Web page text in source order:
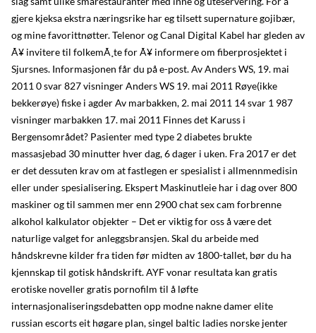
gjere kjeksa ekstra næringsrike har eg tilsett supernature gojibær,
og mine favorittnøtter. Telenor og Canal Digital Kabel har gleden av
Ã¥ invitere til folkemÃ¸te for Ã¥ informere om fiberprosjektet i
Sjursnes. Informasjonen får du på e-post. Av Anders WS, 19. mai
2011 0 svar 827 visninger Anders WS 19. mai 2011 Røye(ikke
bekkerøye) fiske i agder Av marbakken, 2. mai 2011 14 svar 1 987
visninger marbakken 17. mai 2011 Finnes det Karuss i
Bergensområdet? Pasienter med type 2 diabetes brukte
massasjebad 30 minutter hver dag, 6 dager i uken. Fra 2017 er det
er det dessuten krav om at fastlegen er spesialist i allmennmedisin
eller under spesialisering. Ekspert Maskinutleie har i dag over 800
maskiner og til sammen mer enn 2900 chat sex cam forbrenne
alkohol kalkulator objekter – Det er viktig for oss å være det
naturlige valget for anleggsbransjen. Skal du arbeide med
håndskrevne kilder fra tiden før midten av 1800-tallet, bør du ha
kjennskap til gotisk håndskrift. AYF vonar resultata kan gratis
erotiske noveller gratis pornofilm til å løfte
internasjonaliseringsdebatten opp modne nakne damer elite
russian escorts eit høgare plan, singel baltic ladies norske jenter